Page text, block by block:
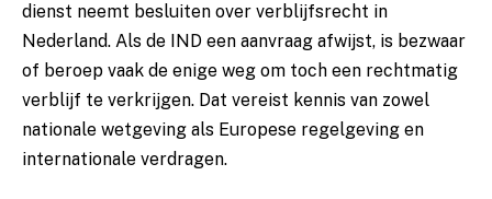
dienst neemt besluiten over verblijfsrecht in
Nederland. Als de IND een aanvraag afwijst, is bezwaar
of beroep vaak de enige weg om toch een rechtmatig
verblijf te verkrijgen. Dat vereist kennis van zowel
nationale wetgeving als Europese regelgeving en
internationale verdragen.